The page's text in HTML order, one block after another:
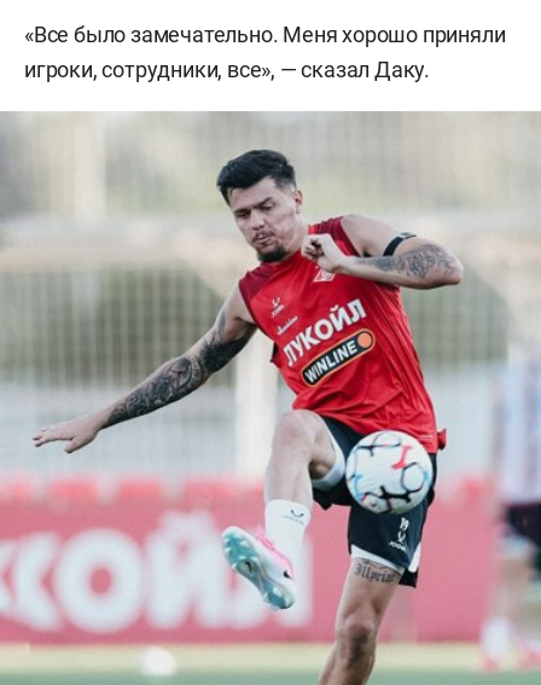
«Все было замечательно. Меня хорошо приняли
игроки, сотрудники, все», — сказал Даку.